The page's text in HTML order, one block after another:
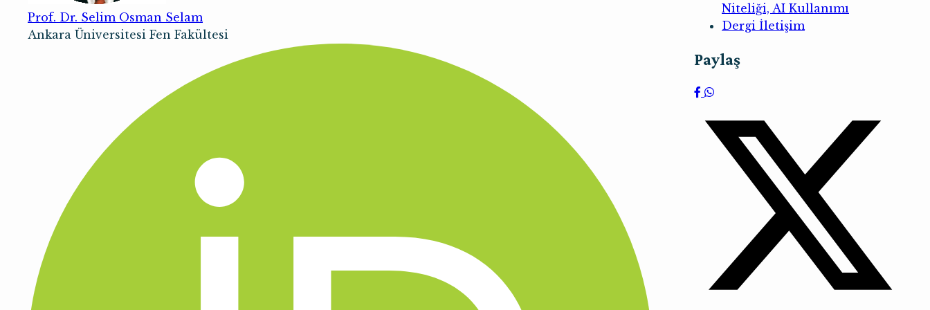
Prof. Dr. Selim Osman Selam
Ankara Üniversitesi Fen Fakültesi
Niteliği, AI Kullanımı
Dergi İletişim
Paylaş